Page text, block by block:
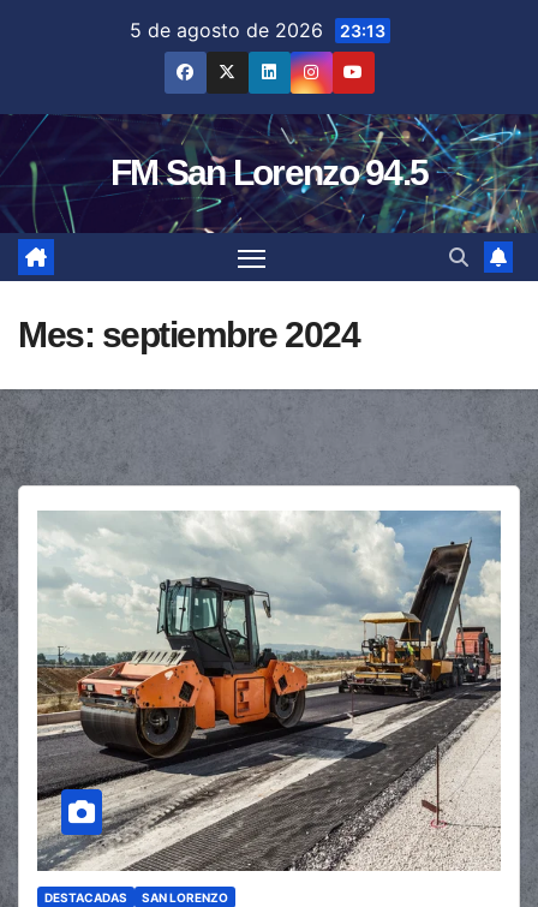
5 de agosto de 2026 23:13
FM San Lorenzo 94.5
Mes: septiembre 2024
DESTACADAS SAN LORENZO